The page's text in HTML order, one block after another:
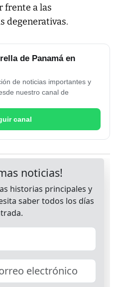
frente a las
degenerativas.
de Panamá en
de noticias importantes y
nuestro canal de
canal